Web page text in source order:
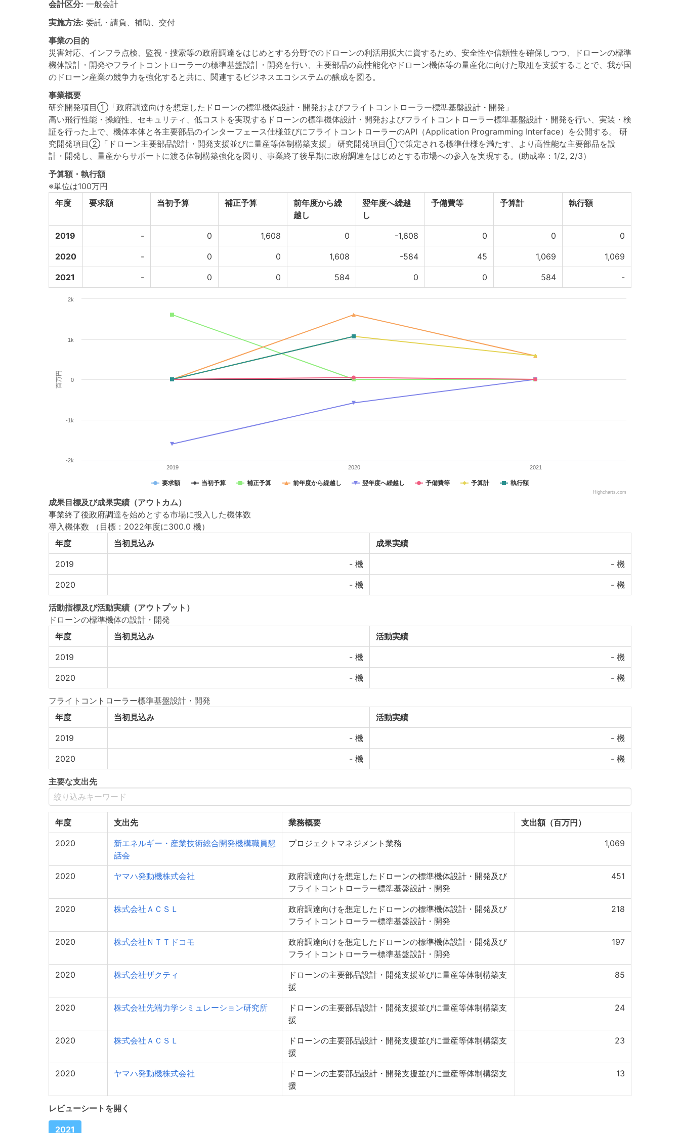
会計区分: 一般会計
実施方法: 委託・請負、補助、交付
事業の目的
災害対応、インフラ点検、監視・捜索等の政府調達をはじめとする分野でのドローンの利活用拡大に資するため、安全性や信頼性を確保しつつ、ドローンの標準
機体設計・開発やフライトコントローラーの標準基盤設計・開発を行い、主要部品の高性能化やドローン機体等の量産化に向けた取組を支援することで、我が国
のドローン産業の競争力を強化すると共に、関連するビジネスエコシステムの醸成を図る。
事業概要
研究開発項目①「政府調達向けを想定したドローンの標準機体設計・開発およびフライトコントローラー標準基盤設計・開発」
高い飛行性能・操縦性、セキュリティ、低コストを実現するドローンの標準機体設計・開発およびフライトコントローラー標準基盤設計・開発を行い、実装・検
証を行った上で、機体本体と各主要部品のインターフェース仕様並びにフライトコントローラーのAPI（Application Programming Interface）を公開する。 研
究開発項目②「ドローン主要部品設計・開発支援並びに量産等体制構築支援」 研究開発項目①で策定される標準仕様を満たす、より高性能な主要部品を設
計・開発し、量産からサポートに渡る体制構築強化を図り、事業終了後早期に政府調達をはじめとする市場への参入を実現する。(助成率：1/2, 2/3）
予算額・執行額
※単位は100万円
年度
要求額 当初予算 補正予算
前年度から繰
越し
翌年度へ繰越
し
予備費等 予算計 執行額
2019 - 0 1,608 0 -1,608 0 0 0
2020 - 0 0 1,608 -584 45 1,069 1,069
2021 - 0 0 584 0 0 584 -
百万円
要求額 当初予算 補正予算 前年度から繰越し 翌年度へ繰越し 予備費等 予算計 執行額
2019 2020 2021
-2k
-1k
0
1k
2k
Highcharts.com
成果目標及び成果実績 （アウトカム）
事業終了後政府調達を始めとする市場に投入した機体数
導入機体数
（目標：2022年度に300.0 機）
年度
当初見込み 成果実績
2019 - 機 - 機
2020 - 機 - 機
活動指標及び活動実績 （アウトプット）
ドローンの標準機体の設計・開発
年度
当初見込み 活動実績
2019 - 機 - 機
2020 - 機 - 機
フライトコントローラー標準基盤設計・開発
年度
当初見込み 活動実績
2019 - 機 - 機
2020 - 機 - 機
主要な支出先
年度 支出先 業務概要 支出額（百万円）
2020
新エネルギー・産業技術総合開発機構職員懇
話会
プロジェクトマネジメント業務 1,069
2020 ヤマハ発動機株式会社
政府調達向けを想定したドローンの標準機体設計・開発及び
フライトコントローラー標準基盤設計・開発
451
2020 株式会社ＡＣＳＬ
政府調達向けを想定したドローンの標準機体設計・開発及び
フライトコントローラー標準基盤設計・開発
218
2020 株式会社ＮＴＴドコモ
政府調達向けを想定したドローンの標準機体設計・開発及び
フライトコントローラー標準基盤設計・開発
197
2020 株式会社ザクティ
ドローンの主要部品設計・開発支援並びに量産等体制構築支
援
85
2020 株式会社先端力学シミュレーション研究所
ドローンの主要部品設計・開発支援並びに量産等体制構築支
援
24
2020 株式会社ＡＣＳＬ
ドローンの主要部品設計・開発支援並びに量産等体制構築支
援
23
2020 ヤマハ発動機株式会社
ドローンの主要部品設計・開発支援並びに量産等体制構築支
援
13
レビューシートを開く
2021